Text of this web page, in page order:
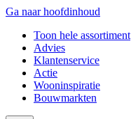
Ga naar hoofdinhoud
Toon hele assortiment
Advies
Klantenservice
Actie
Wooninspiratie
Bouwmarkten